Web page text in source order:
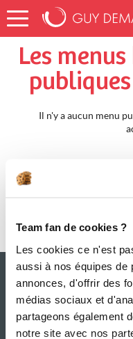
Team fan de cookies ?
Les cookies ce n'est
aussi à nos équipes de
annonces, d'offrir des
médias sociaux et
partageons également
notre site avec nos
Accueil sylvain_59
Les
Il n'y a aucun menu